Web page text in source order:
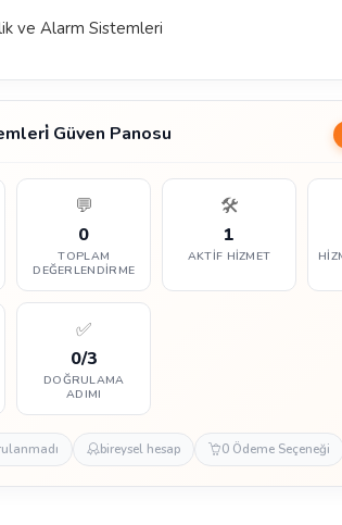
ve Alarm Sistemleri
Güven Panosu
💬
0
TOPLAM
DEĞERLENDIRME
🛠️
1
AKTIF HIZMET
✅
0/3
DOĞRULAMA
ADIMI
bireysel hesap 0 Ödeme Seçeneği